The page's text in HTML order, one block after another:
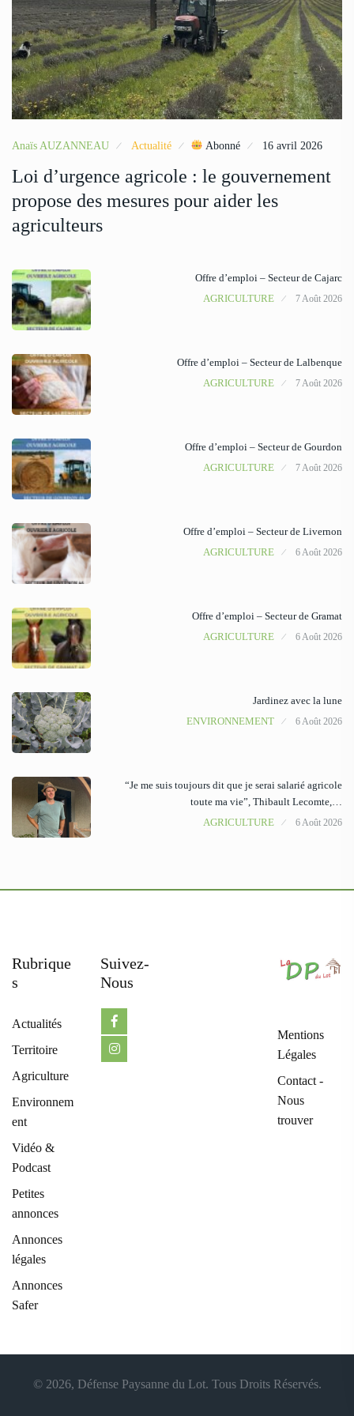
Anaïs AUZANNEAU Actualité Abonné 16 avril 2026
Loi d’urgence agricole : le gouvernement
propose des mesures pour aider les
agriculteurs
Offre d’emploi – Secteur de Cajarc
AGRICULTURE
7 Août 2026
Offre d’emploi – Secteur de Lalbenque
AGRICULTURE
7 Août 2026
Offre d’emploi – Secteur de Gourdon
AGRICULTURE
7 Août 2026
Offre d’emploi – Secteur de Livernon
AGRICULTURE
6 Août 2026
Offre d’emploi – Secteur de Gramat
AGRICULTURE
6 Août 2026
Jardinez avec la lune
ENVIRONNEMENT
6 Août 2026
“Je me suis toujours dit que je serai salarié agricole
toute ma vie”, Thibault Lecomte,…
AGRICULTURE
6 Août 2026
Rubrique
S
Actualités
Territoire
Agriculture
Environnem
ent
Vidéo &
Podcast
Petites
annonces
Annonces
légales
Annonces
Safer
Suivez-
Nous
Mentions
Légales
Contact -
Nous
trouver
© 2026, Défense Paysanne du Lot. Tous Droits Réservés.